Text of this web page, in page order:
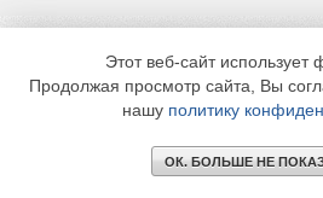
Этот веб-сайт использует
Продолжая просмотр сайта, Вы
нашу политику
ОК. БОЛЬШЕ НЕ